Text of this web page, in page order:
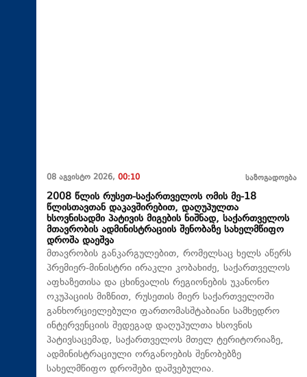
08 აგვისტო 2026, 00:10 საზოგადოება
2008 წლის რუსეთ-საქართველოს ომის მე-18
წლისთავთან დაკავშირებით, დაღუპულთა
ხსოვნისადმი პატივის მიგების ნიშნად, საქართველოს
მთავრობის ადმინისტრაციის შენობაზე სახელმწიფო
დროშა დაეშვა
მთავრობის განკარგულებით, რომელსაც ხელს აწერს
პრემიერ-მინისტრი ირაკლი კობახიძე, საქართველოს
აფხაზეთისა და ცხინვალის რეგიონების უკანონო
ოკუპაციის მიზნით, რუსეთის მიერ საქართველოში
განხორციელებული ფართომასშტაბიანი სამხედრო
ინტერვენციის შედეგად დაღუპულთა ხსოვნის
პატივსაცემად, საქართველოს მთელ ტერიტორიაზე,
ადმინისტრაციული ორგანოების შენობებზე
სახელმწიფო დროშები დაშვებულია.